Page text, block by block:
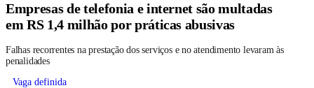
Empresas de telefonia e internet são multadas
em RS 1,4 milhão por práticas abusivas
Falhas recorrentes na prestação dos serviços e no atendimento levaram às
penalidades
Vaga definida